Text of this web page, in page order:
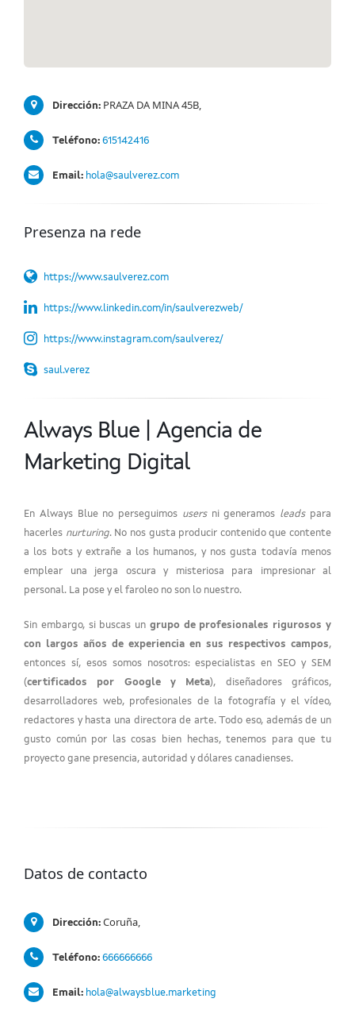
Dirección: PRAZA DA MINA 45B,
Teléfono: 615142416
Email: hola@saulverez.com
Presenza na rede
https://www.saulverez.com
https://www.linkedin.com/in/saulverezweb/
https://www.instagram.com/saulverez/
saul.verez
Always Blue | Agencia de
Marketing Digital
En Always Blue no perseguimos usersni generamos leadspara
hacerles nurturing. No nos gusta producir contenido que contente
a los bots y extrañe a los humanos, y nos gusta todavía menos
emplear una jerga oscura y misteriosa para impresionar al
personal. La pose y el faroleo no son lo nuestro.
Sin embargo, si buscas un grupo de profesionales rigurosos y
con largos años de experiencia en sus respectivos campos,
entonces sí, esos somos nosotros: especialistas en SEO y SEM
(certificados por Google y Meta), diseñadores gráficos,
desarrolladores web, profesionales de la fotografía y el vídeo,
redactores y hasta una directora de arte. Todo eso, además de un
gusto común por las cosas bien hechas, tenemos para que tu
proyecto gane presencia, autoridad y dólares canadienses.
Datos de contacto
Dirección: Coruña,
Teléfono: 666666666
Email: hola@alwaysblue.marketing